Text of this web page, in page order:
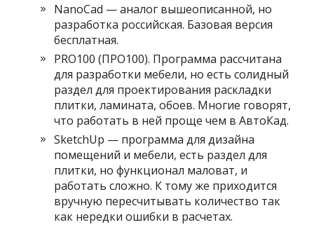
NanoCad — аналог вышеописанной, но
разработка российская. Базовая версия
бесплатная.
PRO100 (ПРО100). Программа рассчитана
для разработки мебели, но есть солидный
раздел для проектирования раскладки
плитки, ламината, обоев. Многие говорят,
что работать в ней проще чем в АвтоКад.
SketchUp — программа для дизайна
помещений и мебели, есть раздел для
плитки, но функционал маловат, и
работать сложно. К тому же приходится
вручную пересчитывать количество так
как нередки ошибки в расчетах.